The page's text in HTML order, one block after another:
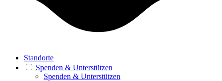
Standorte
Spenden & Unterstützen
Spenden & Unterstützen